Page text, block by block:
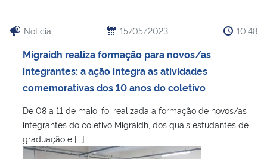
Notícia 15/05/2023 10:48
Migraidh realiza formação para novos/as
integrantes: a ação integra as atividades
comemorativas dos 10 anos do coletivo
De 08 a 11 de maio, foi realizada a formação de novos/as
integrantes do coletivo Migraidh, dos quais estudantes de
graduação e [...]